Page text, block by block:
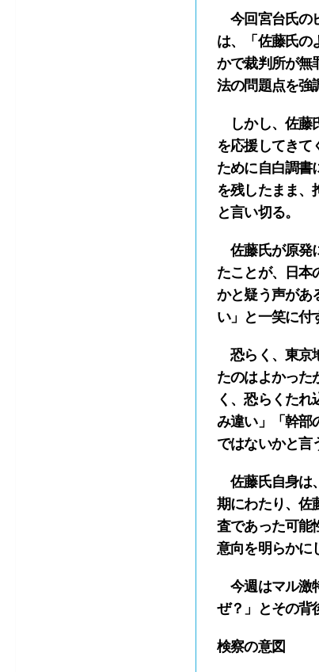
今回宮台氏の
は、「佐藤氏の
かで裁判所が無
法の問題点を強
しかし、佐藤
を応援してきて
ために自白調書
を残したまま、
と言い切る。
佐藤氏が原発
たことが、日本
かと疑う声があ
い」と一笑に付
恐らく、東京
たのはよかった
く、恐らくた
み違い」「幹部
ではないかと言
佐藤氏自身は
期にわたり、佐
査であった可能
意向を明らかに
今週はマル激
ぜ？」とその背
検察の意図